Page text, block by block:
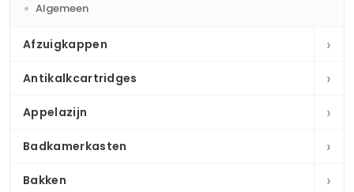
Algemeen
Afzuigkappen ›
Antikalkcartridges ›
Appelazijn ›
Badkamerkasten ›
Bakken ›